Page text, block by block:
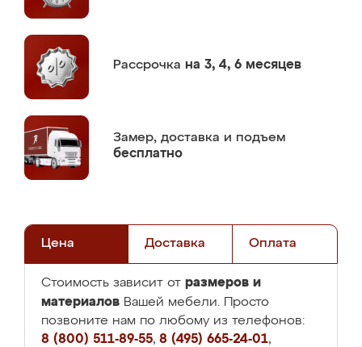
Рассрочка на 3, 4, 6 месяцев
Замер, доставка и подъем
бесплатно
Цена Доставка Оплата
Стоимость зависит от размеров и
материалов Вашей мебели. Просто
позвоните нам по любому из телефонов:
8 (800) 511-89-55, 8 (495) 665-24-01,